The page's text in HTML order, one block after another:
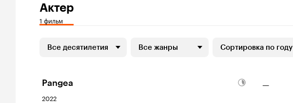
Актер
1 фильм
Все десятилетия Все жанры Сортировка по году
Pangea
2022
—